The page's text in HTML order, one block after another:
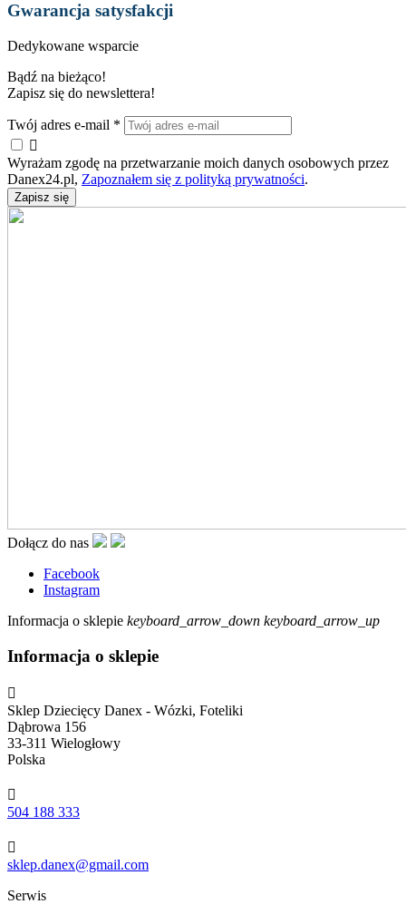
Gwarancja satysfakcji
Dedykowane wsparcie
Bądź na bieżąco!
Zapisz się do newslettera!
Twój adres e-mail *

Wyrażam zgodę na przetwarzanie moich danych osobowych przez
Danex24.pl, Zapoznałem się z polityką prywatności.
Dołącz do nas
Facebook
Instagram
Informacja o sklepie keyboard_arrow_down keyboard_arrow_up
Informacja o sklepie

Sklep Dziecięcy Danex - Wózki, Foteliki
Dąbrowa 156
33-311 Wielogłowy
Polska

504 188 333

sklep.danex@gmail.com
Serwis